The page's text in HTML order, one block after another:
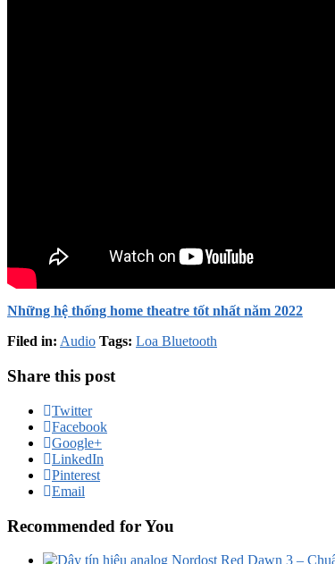
Những hệ thống home theatre tốt nhất năm 2022
Filed in: Audio Tags: Loa Bluetooth
Share this post
Twitter
Facebook
Google+
LinkedIn
Pinterest
Email
Recommended for You